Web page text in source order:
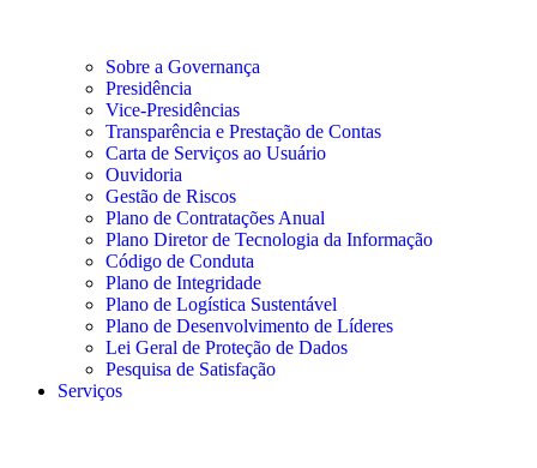
Sobre a Governança
Presidência
Vice-Presidências
Transparência e Prestação de Contas
Carta de Serviços ao Usuário
Ouvidoria
Gestão de Riscos
Plano de Contratações Anual
Plano Diretor de Tecnologia da Informação
Código de Conduta
Plano de Integridade
Plano de Logística Sustentável
Plano de Desenvolvimento de Líderes
Lei Geral de Proteção de Dados
Pesquisa de Satisfação
Serviços